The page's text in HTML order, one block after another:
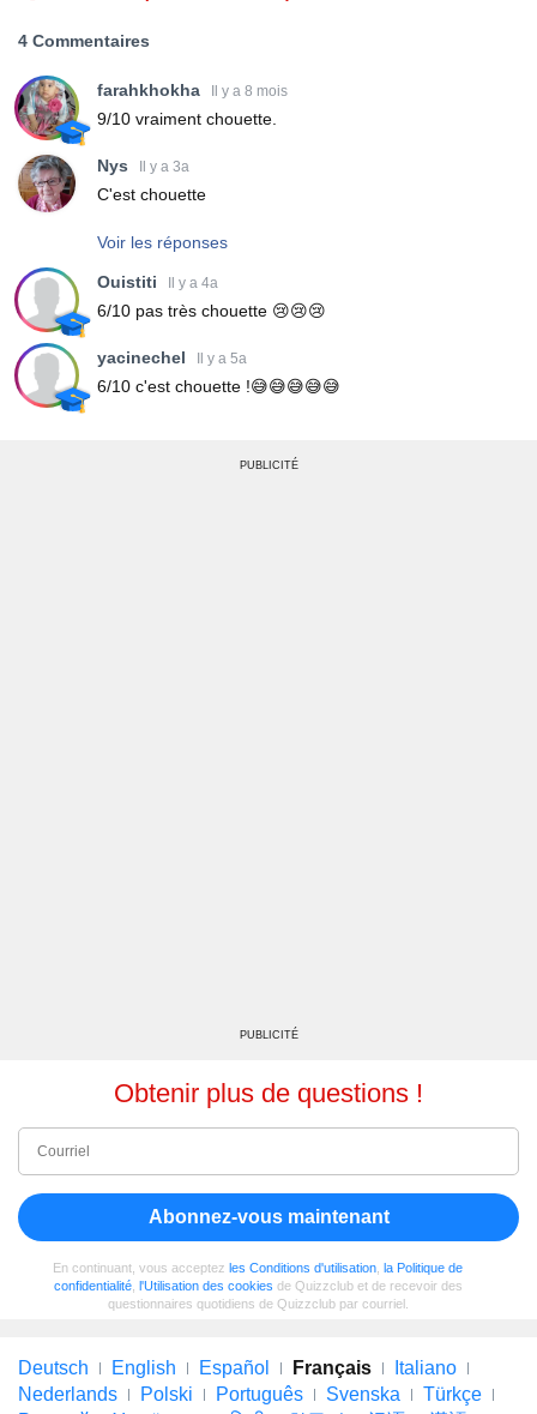
4 Commentaires
farahkhokha Il y a 8 mois
9/10 vraiment chouette.
Nys Il y a 3a
C'est chouette
Voir les réponses
Ouistiti Il y a 4a
6/10 pas très chouette 😢😢😢
yacinechel Il y a 5a
6/10 c'est chouette !😅😅😅😅😅
PUBLICITÉ
PUBLICITÉ
Obtenir plus de questions !
Abonnez-vous maintenant
En continuant, vous acceptez les Conditions d'utilisation la Politique de
confidentialité, l'Utilisation des cookies de Quizzclub et de recevoir des
questionnaires quotidiens de Quizzclub par courriel.
Deutsch English Español Français
Italiano
Nederlands
Polski Português Svenska
Türkçe